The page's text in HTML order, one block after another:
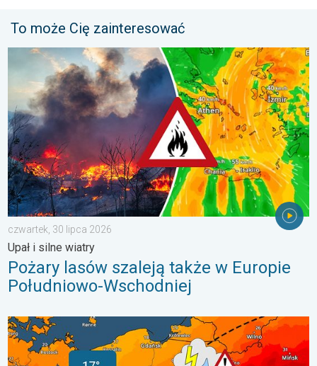
To może Cię zainteresować
Pożary lasów szaleją także w Europie Południowo-
czwartek, 30 lipca 2026
Upał i silne wiatry
Pożary lasów szaleją także w Europie
Południowo-Wschodniej
20 stopni różnicy. Kontrast termiczny. . . sobota, 1 sierpnia